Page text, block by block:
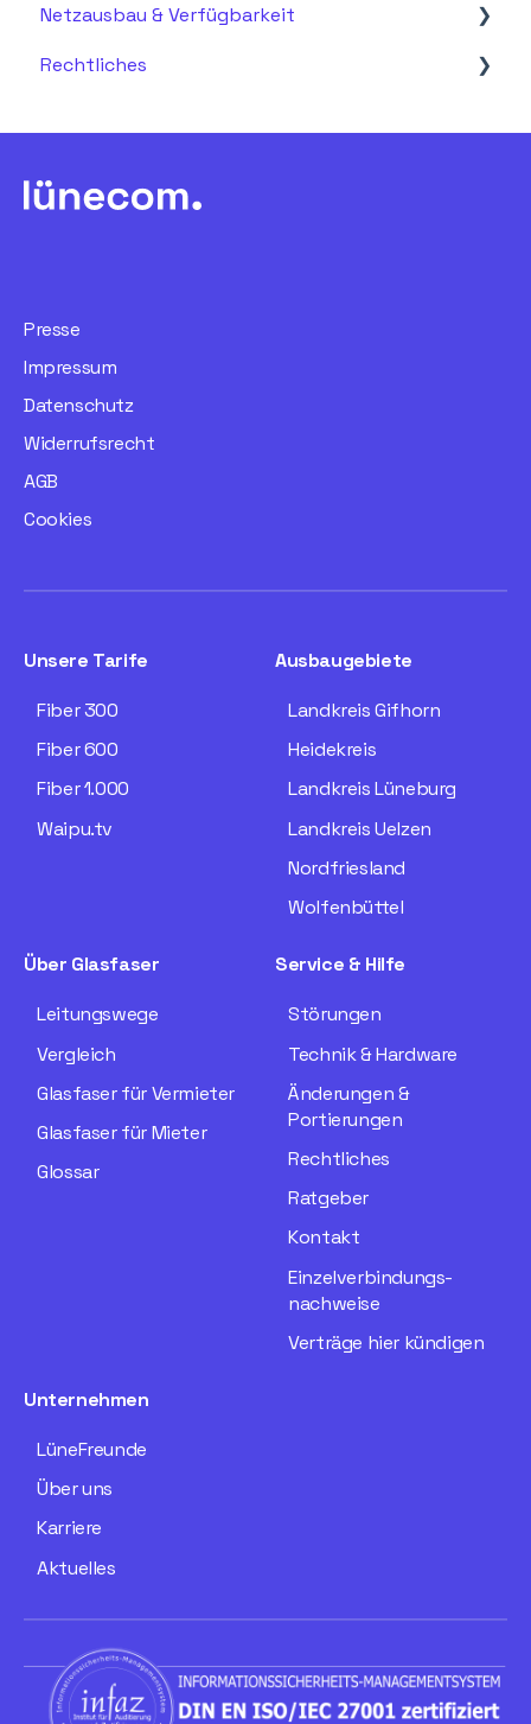
Support
Wartung & Updates
Störung & Fehlerbehebung
Notfälle & Eskalation
Netzausbau & Verfügbarkeit
Fragen zum Ausbau & Anschluss
Rechtliches
Presse
Impressum
Datenschutz
Widerrufsrecht
AGB
Cookies
Unsere Tarife
Fiber 300
Fiber 600
Fiber 1.000
Waipu.tv
Ausbaugebiete
Landkreis Gifhorn
Heidekreis
Landkreis Lüneburg
Landkreis Uelzen
Nordfriesland
Wolfenbüttel
Über Glasfaser
Leitungswege
Vergleich
Glasfaser für Vermieter
Glasfaser für Mieter
Glossar
Service & Hilfe
Störungen
Technik & Hardware
Änderungen &
Portierungen
Rechtliches
Ratgeber
Kontakt
Einzelverbindungs­
nachweise
Verträge hier kündigen
Unternehmen
LüneFreunde
Über uns
Karriere
Aktuelles